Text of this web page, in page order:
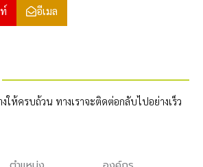
อีเมล
ห้ครบถ้วน ทางเราจะติดต่อกลับไปอย่างเร็ว